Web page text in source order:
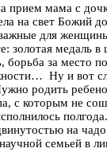
прием мама с
на свет Божий
для
золотая медаль в
борьба за место
Ну и вот
родить
с которым не
на
семьей в